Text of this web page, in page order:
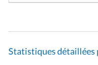
Statistiques détaillées